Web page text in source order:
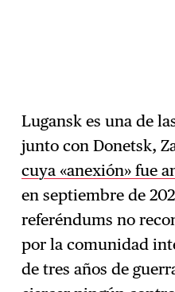
Lugansk es una de
junto con Donetsk,
cuya «anexión» fue
en septiembre de
referéndums no
por la comunidad
de tres años de